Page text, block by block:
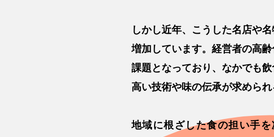
しかし近年、こうした名店や
増加しています。経営者の高
課題となっており、なかでも
高い技術や味の伝承が求めら
地域に根ざした食の担い手